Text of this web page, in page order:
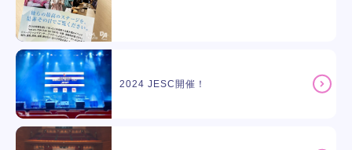
2024 JESC開催！